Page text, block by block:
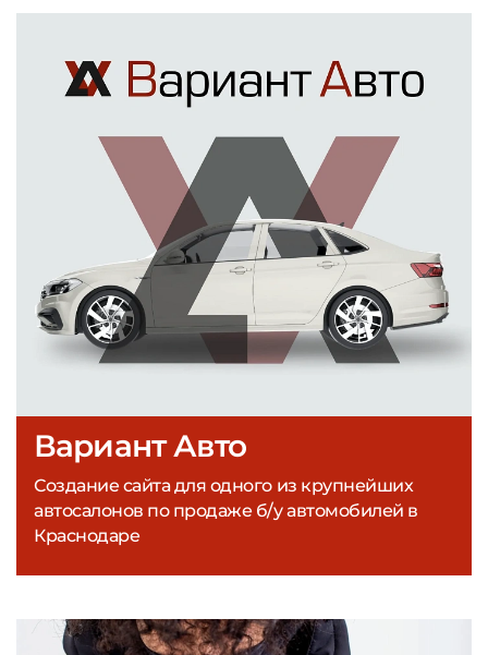
Вариант Авто
Создание сайта для одного из крупнейших
автосалонов по продаже б/у автомобилей в
Краснодаре